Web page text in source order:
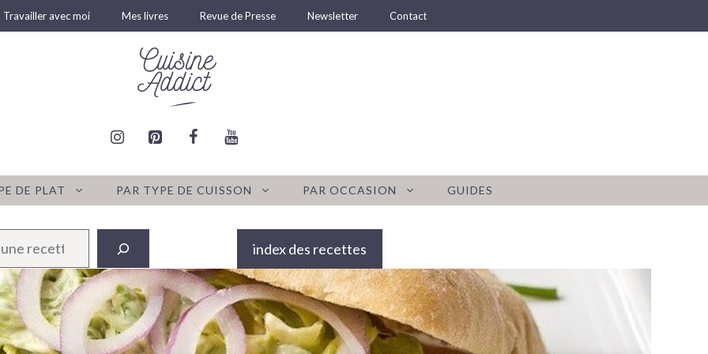
Travailler avec moi Mes livres Revue de Presse Newsletter Contact
DE PLAT PAR TYPE DE CUISSON PAR OCCASION GUIDES
index des recettes